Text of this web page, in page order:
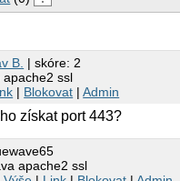
B. | skóre: 2
apache2 ssl
| Blokovat |Admin
získat port 443?
apache2 ssl